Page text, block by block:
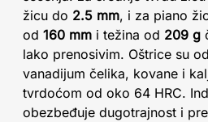
žicu do 2.5 mm, i za piano
od 160 mm i težina od 209 g
lako prenosivim. Oštrice su
vanadijum čelika, kovane i
tvrdoćom od oko 64 HRC.
obezbeđuje dugotrajnost i